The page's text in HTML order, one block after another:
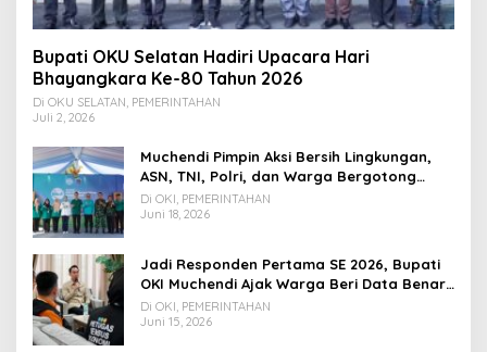
Bupati OKU Selatan Hadiri Upacara Hari
Bhayangkara Ke-80 Tahun 2026
Di OKU SELATAN, PEMERINTAHAN
Juli 2, 2026
Muchendi Pimpin Aksi Bersih Lingkungan,
ASN, TNI, Polri, dan Warga Bergotong
Royong
Di OKI, PEMERINTAHAN
Juni 18, 2026
Jadi Responden Pertama SE 2026, Bupati
OKI Muchendi Ajak Warga Beri Data Benar
ke Petugas BPS
Di OKI, PEMERINTAHAN
Juni 15, 2026